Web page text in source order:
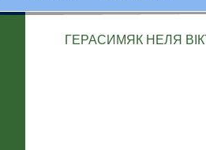
ГЕРАСИМЯК НЕЛЯ